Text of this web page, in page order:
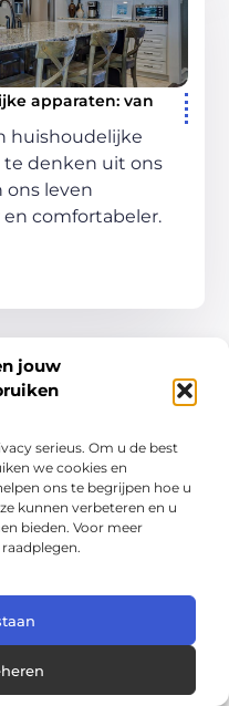
jouw
serieus. Om u de best
we cookies en
ons te begrijpen hoe u
kunnen verbeteren en u
bieden. Voor meer
raadplegen.
apparaten: van
huishoudelijke
te denken uit ons
ons leven
comfortabeler.
en artikelen over